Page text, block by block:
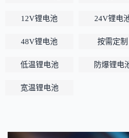
12V锂电池 24V锂电
48V锂电池 按需定制
低温锂电池 防爆锂电
宽温锂电池